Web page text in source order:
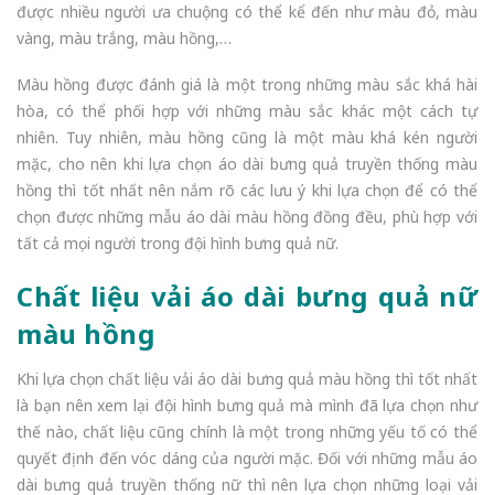
được nhiều người ưa chuộng có thể kể đến như màu đỏ, màu
vàng, màu trắng, màu hồng,…
Màu hồng được đánh giá là một trong những màu sắc khá hài
hòa, có thể phối hợp với những màu sắc khác một cách tự
nhiên. Tuy nhiên, màu hồng cũng là một màu khá kén người
mặc, cho nên khi lựa chọn áo dài bưng quả truyền thống màu
hồng thì tốt nhất nên nắm rõ các lưu ý khi lựa chọn để có thể
chọn được những mẫu áo dài màu hồng đồng đều, phù hợp với
tất cả mọi người trong đội hình bưng quả nữ.
Chất liệu vải áo dài bưng quả nữ
màu hồng
Khi lựa chọn chất liệu vải áo dài bưng quả màu hồng thì tốt nhất
là bạn nên xem lại đội hình bưng quả mà mình đã lựa chọn như
thế nào, chất liệu cũng chính là một trong những yếu tố có thể
quyết định đến vóc dáng của người mặc. Đối với những mẫu áo
dài bưng quả truyền thống nữ thì nên lựa chọn những loại vải